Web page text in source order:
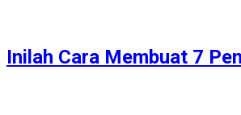
Inilah Cara Membuat 7